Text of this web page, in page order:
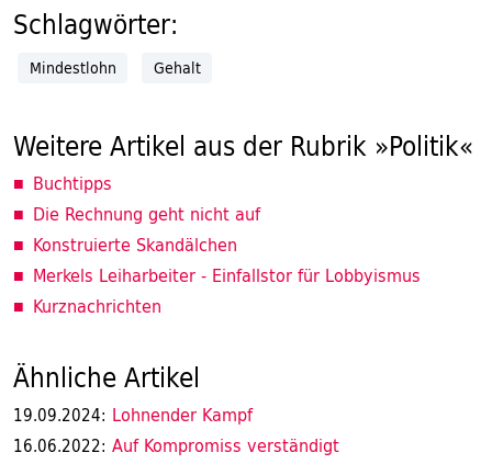
Schlagwörter:
Mindestlohn Gehalt
Weitere Artikel aus der Rubrik »Politik«
Buchtipps
Die Rechnung geht nicht auf
Konstruierte Skandälchen
Merkels Leiharbeiter - Einfallstor für Lobbyismus
Kurznachrichten
Ähnliche Artikel
19.09.2024: Lohnender Kampf
16.06.2022: Auf Kompromiss verständigt